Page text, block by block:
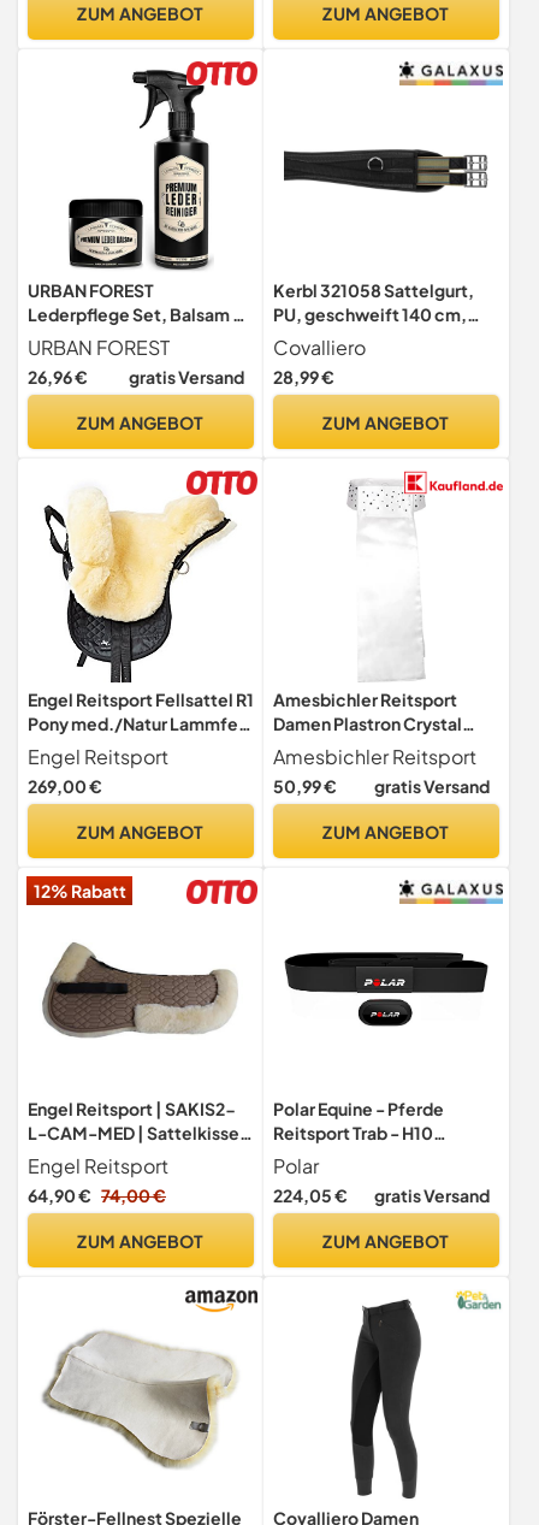
ZUM ANGEBOT ZUM ANGEBOT
URBAN FOREST
Lederpflege Set, Balsam +
Reiniger 2x500ml
URBAN FOREST
26,96 € gratis Versand
ZUM ANGEBOT
Kerbl 321058 Sattelgurt,
PU, geschweift 140 cm,
Schwarz
Covalliero
28,99 €
ZUM ANGEBOT
Engel Reitsport Fellsattel R1
Pony med./Natur Lammfell
Sattel
Engel Reitsport
269,00 €
ZUM ANGEBOT
Amesbichler Reitsport
Damen Plastron Crystal
Reiten/Dressur Harry`s
Horse
Amesbichler Reitsport
50,99 € gratis Versand
ZUM ANGEBOT
12% Rabatt
Engel Reitsport | SAKIS2-
L-CAM-MED | Sattelkissen
mit echtem Merino
Lammfell | mit Fellrand
vorne und hinten |
Grösse L
Engel Reitsport
64,90 € 74,00 €
ZUM ANGEBOT
Polar Equine - Pferde
Reitsport Trab - H10
Herzfrequenz-Sensor -
Wasserdichter Pulssensor
mit Brustgurt für den
Polar
224,05 € gratis Versand
ZUM ANGEBOT
Förster-Fellnest Spezielle
Covalliero Damen